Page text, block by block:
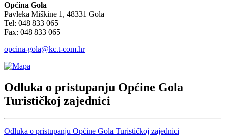
Općina Gola
Pavleka Miškine 1, 48331 Gola
Tel: 048 833 065
Fax: 048 833 065
opcina-gola@kc.t-com.hr
Odluka o pristupanju Općine Gola
Turističkoj zajednici
Odluka o pristupanju Općine Gola Turističkoj zajednici